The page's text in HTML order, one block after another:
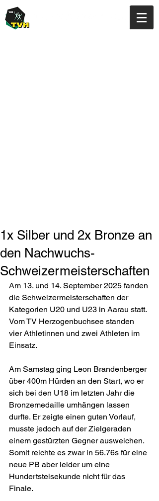
1x Silber und 2x Bronze an
den Nachwuchs-
Schweizermeisterschaften
Am 13. und 14. September 2025 fanden
die Schweizermeisterschaften der
Kategorien U20 und U23 in Aarau statt.
Vom TV Herzogenbuchsee standen
vier Athletinnen und zwei Athleten im
Einsatz.
Am Samstag ging Leon Brandenberger
über 400m Hürden an den Start, wo er
sich bei den U18 im letzten Jahr die
Bronzemedaille umhängen lassen
durfte. Er zeigte einen guten Vorlauf,
musste jedoch auf der Zielgeraden
einem gestürzten Gegner ausweichen.
Somit reichte es zwar in 56.76s für eine
neue PB aber leider um eine
Hundertstelsekunde nicht für das
Finale.